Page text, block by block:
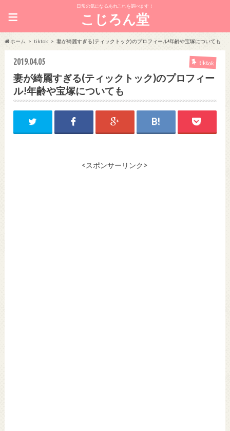
日常の気になるあれこれを調べます！
こじろん堂
≡
ホーム tiktok 妻が綺麗すぎる(ティックトック)のプロフィール!年齢や宝塚についても
2019.04.05 tiktok
妻が綺麗すぎる(ティックトック)のプロフィー
ル!年齢や宝塚についても
<スポンサーリンク>